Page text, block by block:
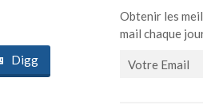
Digg
Obtenir les
mail chaque